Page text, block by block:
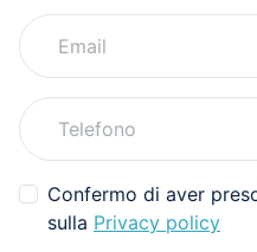
Confermo di aver
sulla Privacy policy